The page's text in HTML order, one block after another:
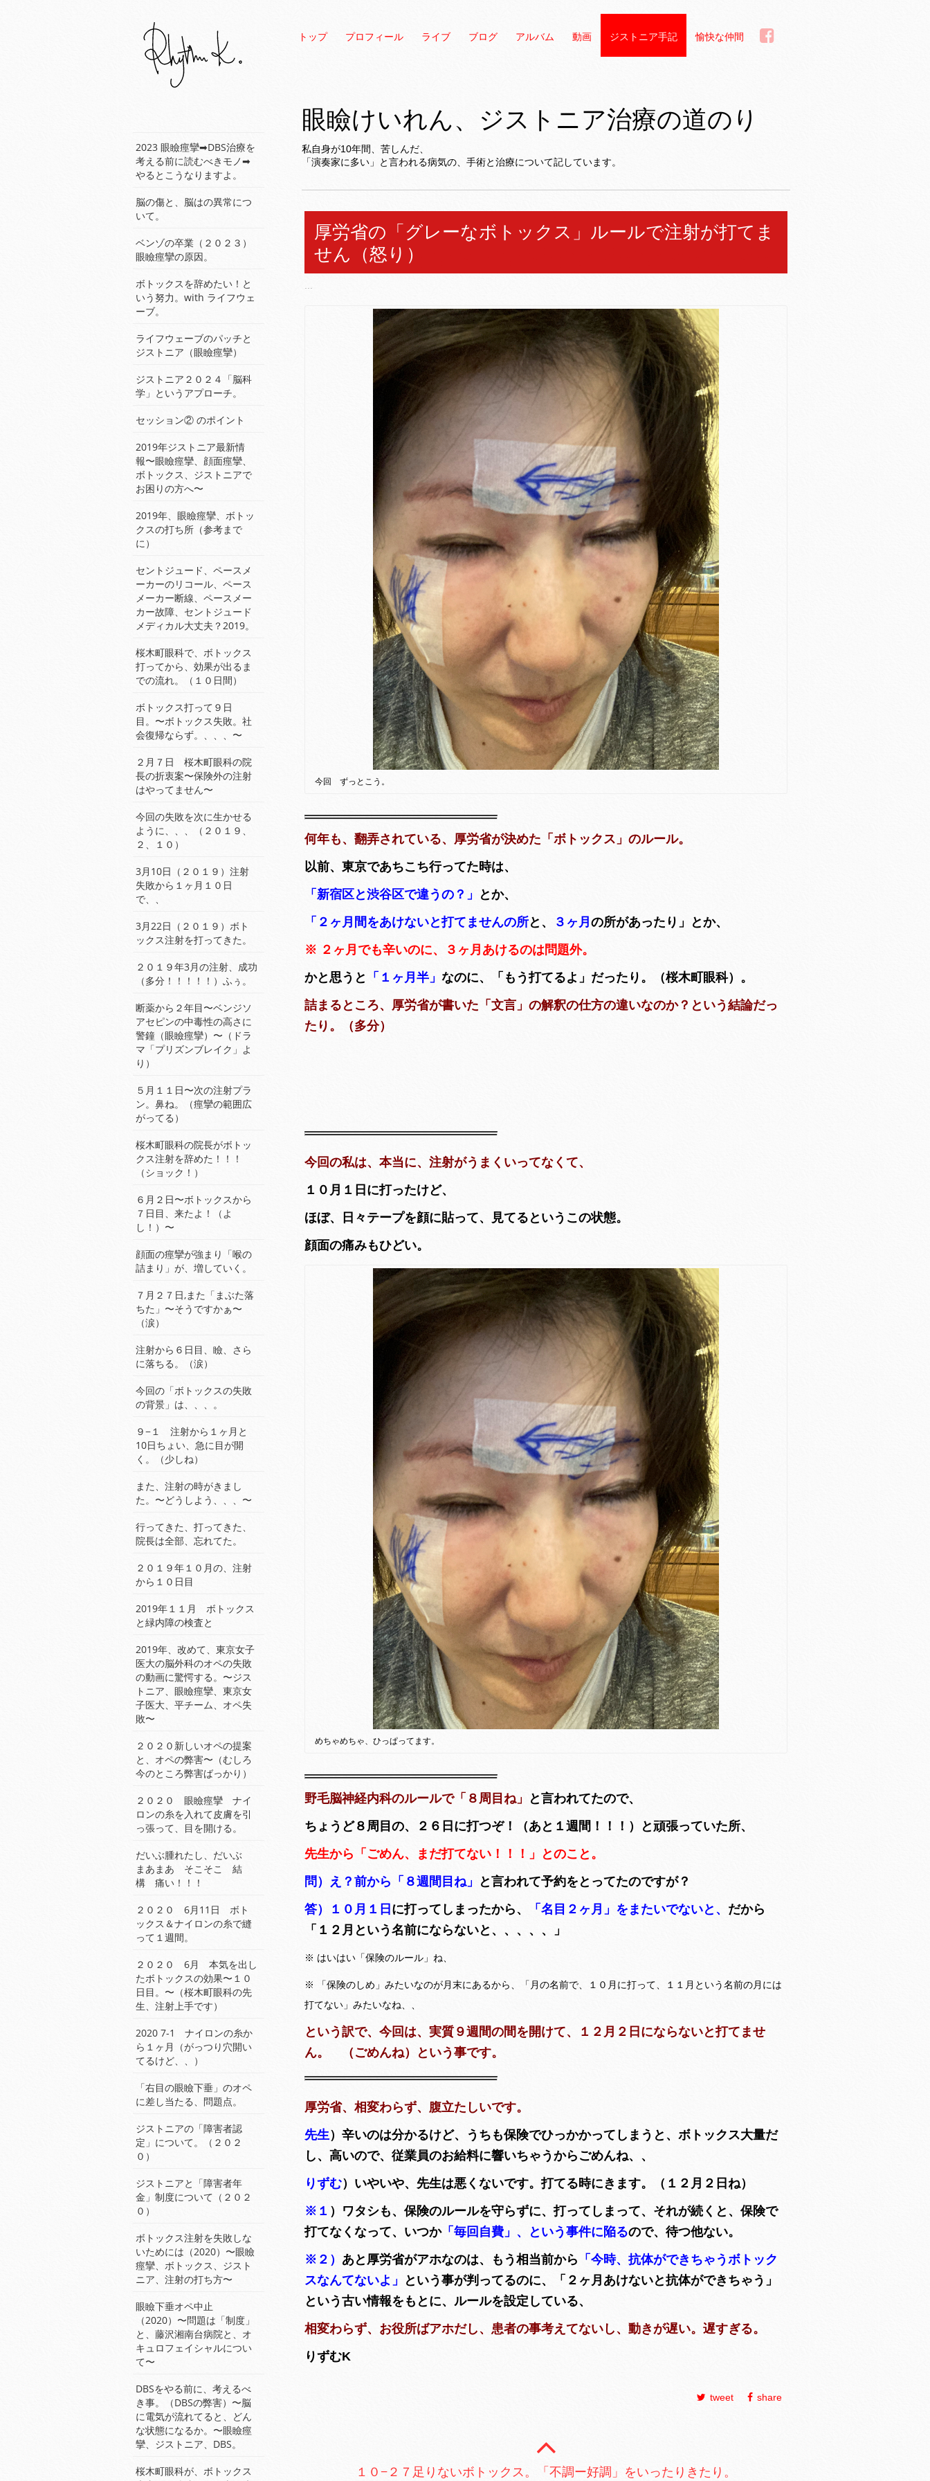
トップ プロフィール ライブ ブログ アルバム 動画 ジストニア手記 愉快な仲間
2023 眼瞼痙攣➡︎DBS治療を
考える前に読むべきモノ➡︎
やるとこうなりますよ。
脳の傷と、脳はの異常につ
いて。
ベンゾの卒業（２０２３）
眼瞼痙攣の原因。
ボトックスを辞めたい！と
いう努力。with ライフウェ
ーブ。
ライフウェーブのパッチと
ジストニア（眼瞼痙攣）
ジストニア２０２４「脳科
学」というアプローチ。
セッション② のポイント
2019年ジストニア最新情
報〜眼瞼痙攣、顔面痙攣、
ボトックス、ジストニアで
お困りの方へ〜
2019年、眼瞼痙攣、ボトッ
クスの打ち所（参考まで
に）
セントジュード、ペースメ
ーカーのリコール、ペース
メーカー断線、ペースメー
カー故障、セントジュード
メディカル大丈夫？2019。
桜木町眼科で、ボトックス
打ってから、効果が出るま
での流れ。（１０日間）
ボトックス打って９日
目。〜ボトックス失敗。社
会復帰ならず。、、、〜
２月７日 桜木町眼科の院
長の折衷案〜保険外の注射
はやってません〜
今回の失敗を次に生かせる
ように、、、（２０１９、
２、１０）
3月10日（２０１９）注射
失敗から１ヶ月１０日
で、、
3月22日（２０１９）ボト
ックス注射を打ってきた。
２０１９年3月の注射、成功
（多分！！！！！）ふぅ。
断薬から２年目〜ベンジソ
アセピンの中毒性の高さに
警鐘（眼瞼痙攣）〜（ドラ
マ「プリズンブレイク」よ
り）
５月１１日〜次の注射プラ
ン。鼻ね。（痙攣の範囲広
がってる）
桜木町眼科の院長がボトッ
クス注射を辞めた！！！
（ショック！）
６月２日〜ボトックスから
７日目、来たよ！（よ
し！）〜
顔面の痙攣が強まり「喉の
詰まり」が、増していく。
７月２７日,また「まぶた落
ちた」〜そうですかぁ〜
（涙）
注射から６日目、瞼、さら
に落ちる。（涙）
今回の「ボトックスの失敗
の背景」は、、、。
９−１ 注射から１ヶ月と
10日ちょい、急に目が開
く。（少しね）
また、注射の時がきまし
た。〜どうしよう、、、〜
行ってきた、打ってきた、
院長は全部、忘れてた。
２０１９年１０月の、注射
から１０日目
2019年１１月 ボトックス
と緑内障の検査と
2019年、改めて、東京女子
医大の脳外科のオペの失敗
の動画に驚愕する。〜ジス
トニア、眼瞼痙攣、東京女
子医大、平チーム、オペ失
敗〜
２０２０新しいオペの提案
と、オペの弊害〜（むしろ
今のところ弊害ばっかり）
２０２０ 眼瞼痙攣 ナイ
ロンの糸を入れて皮膚を引
っ張って、目を開ける。
だいぶ腫れたし、だいぶ
まあまあ そこそこ 結
構 痛い！！！
２０２０ 6月11日 ボト
ックス＆ナイロンの糸で縫
って１週間。
２０２０ 6月 本気を出し
たボトックスの効果〜１０
日目。〜（桜木町眼科の先
生、注射上手です）
2020 7-1 ナイロンの糸か
ら１ヶ月（がっつり穴開い
てるけど、、）
「右目の眼瞼下垂」のオペ
に差し当たる、問題点。
ジストニアの「障害者認
定」について。（２０２
０）
ジストニアと「障害者年
金」制度について（２０２
０）
ボトックス注射を失敗しな
いためには（2020）〜眼瞼
痙攣、ボトックス、ジスト
ニア、注射の打ち方〜
眼瞼下垂オペ中止
（2020）〜問題は「制度」
と、藤沢湘南台病院と、オ
キュロフェイシャルについ
て〜
DBSをやる前に、考えるべ
き事。（DBSの弊害）〜脳
に電気が流れてると、どん
な状態になるか。〜眼瞼痙
攣、ジストニア、DBS。
桜木町眼科が、ボトックス
眼瞼けいれん、ジストニア治療の道のり
私自身が10年間、苦しんだ、
「演奏家に多い」と言われる病気の、手術と治療について記しています。
厚労省の「グレーなボトックス」ルールで注射が打てま
せん（怒り）
今回 ずっとこう。
何年も、翻弄されている、厚労省が決めた「ボトックス」のルール。
以前、東京であちこち行ってた時は、
「新宿区と渋谷区で違うの？」
とか、
「２ヶ月間をあけないと打てませんの所と、 ３ヶ月 の所があったり」とか、
※ ２ヶ月でも辛いのに、３ヶ月あけるのは問題外。
かと思うと
「１ヶ月半」 なのに、「もう打てるよ」だったり。（桜木町眼科）。
詰まるところ、厚労省が書いた「文言」の解釈の仕方の違いなのか？という結論だっ
たり。（多分）
今回の私は、本当に、注射がうまくいってなくて、
１０月１日に打ったけど、
ほぼ、日々テープを顔に貼って、見てるというこの状態。
顔面の痛みもひどい。
めちゃめちゃ、ひっぱってます。
野毛脳神経内科のルールで「８周目ね」
と言われてたので、
ちょうど８周目の、２６日に打つぞ！（あと１週間！！！）と頑張っていた所、
先生から「ごめん、まだ打てない！！！」とのこと。
問）え？前から「８週間目ね」
と言われて予約をとってたのですが？
答）１０月１日 に打ってしまったから、 「名目２ヶ月」をまたいでないと、 だから
「１２月という名前にならないと、、、、、」
※ はいはい「保険のルール」ね、
※ 「保険のしめ」みたいなのが月末にあるから、「月の名前で、１０月に打って、１１月という名前の月には
打てない」みたいなね、、
という訳で、今回は、実質９週間の間を開けて、１２月２日にならないと打てませ
ん。 （ごめんね）という事です。
厚労省、相変わらず、腹立たしいです。
先生）辛いのは分かるけど、うちも保険でひっかかってしまうと、ボトックス大量だ
し、高いので、従業員のお給料に響いちゃうからごめんね、、
りずむ）いやいや、先生は悪くないです。打てる時にきます。（１２月２日ね）
※１ ）ワタシも、保険のルールを守らずに、打ってしまって、それが続くと、保険で
打てなくなって、いつか「毎回自費」、という事件に陥るので、待つ他ない。
※２） あと厚労省がアホなのは、もう相当前から 「今時、抗体ができちゃうボトック
スなんてないよ」
という事が判ってるのに、「２ヶ月あけないと抗体ができちゃう」
という古い情報をもとに、ルールを設定している、
相変わらず、お役所ばアホだし、患者の事考えてないし、動きが遅い。遅すぎる。
りずむK
tweet share
１０−２７足りないボトックス。「不調ー好調」をいったりきたり。